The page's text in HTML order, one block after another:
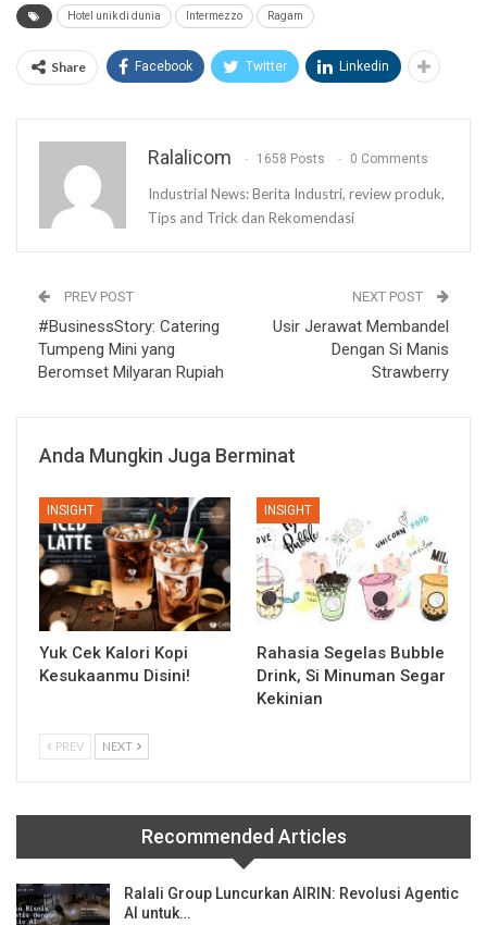
Hotel unik di dunia Intermezzo Ragam
Share Facebook Twitter Linkedin
Ralalicom 1658 Posts 0 Comments
Industrial News: Berita Industri, review produk,
Tips and Trick dan Rekomendasi
PREV POST
#BusinessStory: Catering
Tumpeng Mini yang
Beromset Milyaran Rupiah
NEXT POST
Usir Jerawat Membandel
Dengan Si Manis
Strawberry
Anda Mungkin Juga Berminat
INSIGHT
Yuk Cek Kalori Kopi
Kesukaanmu Disini!
INSIGHT
Rahasia Segelas Bubble
Drink, Si Minuman Segar
Kekinian
PREV NEXT
Recommended Articles
Ralali Group Luncurkan AIRIN: Revolusi Agentic
AI untuk…